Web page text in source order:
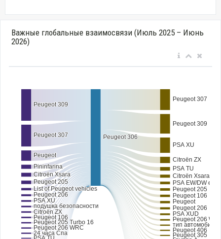
Важные глобальные взаимосвязи (Июль 2025 – Июнь
2026)